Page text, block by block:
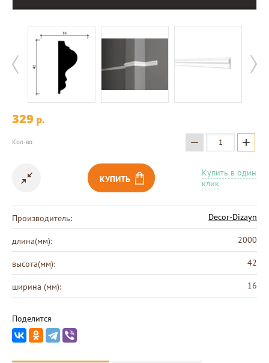
329 p.
Кол-во: − +
КУПИТЬ
Купить в один
клик
Производитель: Decor-Dizayn
длина(мм): 2000
высота(мм): 42
ширина (мм): 16
Поделится